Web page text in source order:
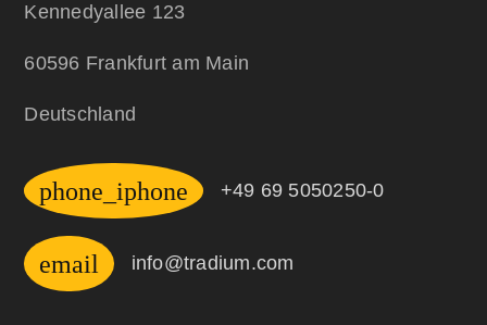
Kennedyallee 123
60596 Frankfurt am Main
Deutschland
phone_iphone +49 69 5050250-0
email info@tradium.com